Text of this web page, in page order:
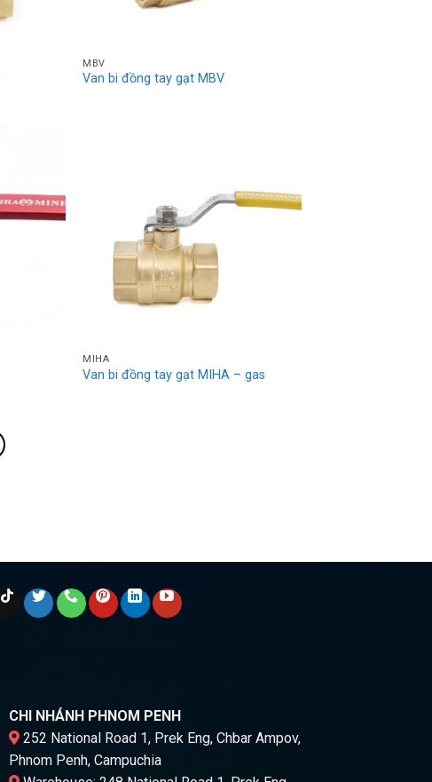
MBV
Van bi đồng tay gạt MBV
MIHA
Van bi đồng tay gạt MIHA – gas
CHI NHÁNH PHNOM PENH
252 National Road 1, Prek Eng, Chbar Ampov,
Phnom Penh, Campuchia